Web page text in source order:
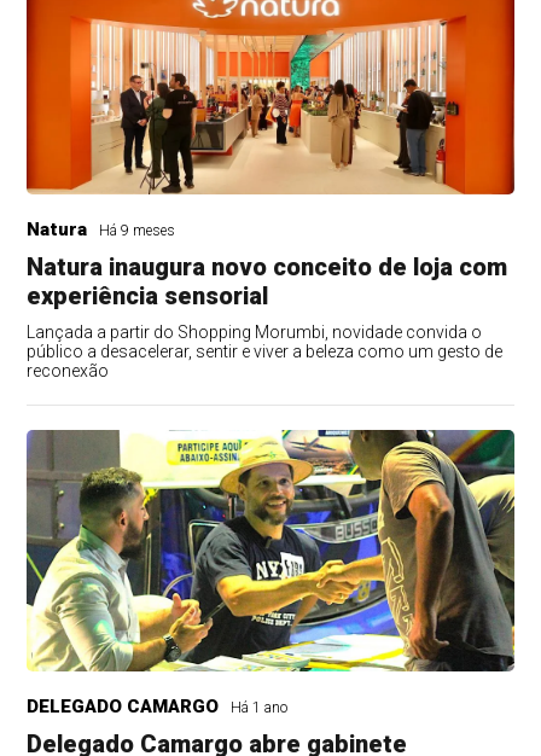
Natura Há 9 meses
Natura inaugura novo conceito de loja com
experiência sensorial
Lançada a partir do Shopping Morumbi, novidade convida o
público a desacelerar, sentir e viver a beleza como um gesto de
reconexão
DELEGADO CAMARGO Há 1 ano
Delegado Camargo abre gabinete